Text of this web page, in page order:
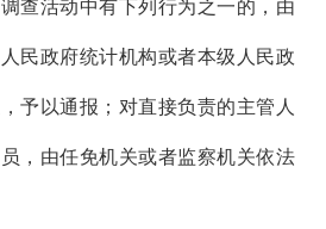
查活动中有下列行为之一的，由
民政府统计机构或者本级人民政
予以通报；对直接负责的主管人
，由任免机关或者监察机关依法